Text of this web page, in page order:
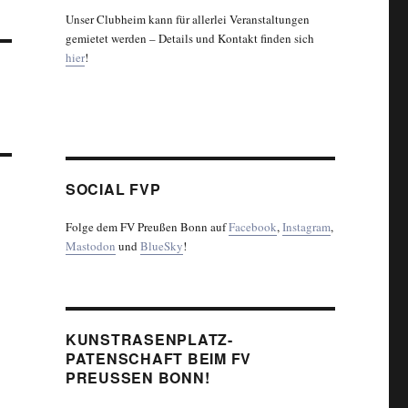
Unser Clubheim kann für allerlei Veranstaltungen
gemietet werden – Details und Kontakt finden sich
hier!
SOCIAL FVP
Folge dem FV Preußen Bonn aufFacebook,Instagram,
Mastodon undBlueSky!
KUNSTRASENPLATZ-
PATENSCHAFT BEIM FV
PREUSSEN BONN!